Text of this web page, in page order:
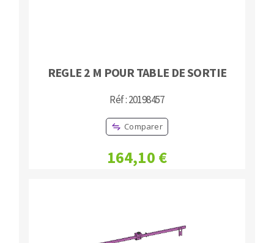
REGLE 2 M POUR TABLE DE SORTIE
Réf : 20198457
Comparer
164,10 €